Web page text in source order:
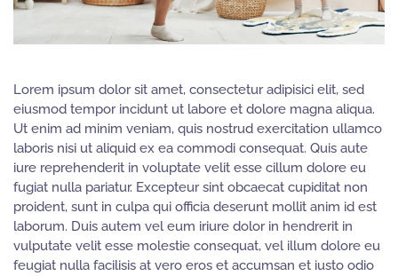
Lorem ipsum dolor sit amet, consectetur adipisici elit, sed
eiusmod tempor incidunt ut labore et dolore magna aliqua.
Ut enim ad minim veniam, quis nostrud exercitation ullamco
laboris nisi ut aliquid ex ea commodi consequat. Quis aute
iure reprehenderit in voluptate velit esse cillum dolore eu
fugiat nulla pariatur. Excepteur sint obcaecat cupiditat non
proident, sunt in culpa qui officia deserunt mollit anim id est
laborum. Duis autem vel eum iriure dolor in hendrerit in
vulputate velit esse molestie consequat, vel illum dolore eu
feugiat nulla facilisis at vero eros et accumsan et iusto odio